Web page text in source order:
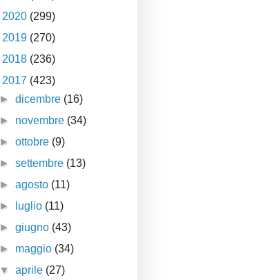
2020 (299)
2019 (270)
2018 (236)
2017 (423)
►dicembre (16)
► novembre (34)
►ottobre (9)
►settembre (13)
►agosto (11)
►
luglio (11)
►giugno (43)
► maggio (34)
▼aprile (27)